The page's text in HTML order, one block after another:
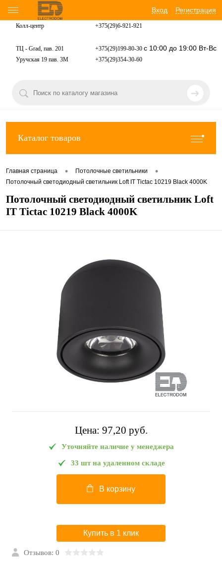
Вход Регистрация
Колл-центр +375(29)6-921-921
ТЦ - Grad, пав. 201 +375(29)199-80-30 с 10:00 до 19:00 Вт-Вс
Уручская 19 пав. 3М +375(29)354-30-60
Каталог товаров
Главная страница • Потолочные светильники •
Потолочный светодиодный светильник Loft IT Tictac 10219 Black 4000K
Потолочный светодиодный светильник Loft
IT Tictac 10219 Black 4000K
Цена: 97,20 pуб.
Уточняйте наличие у менеджера
33 шт на удаленном складе
В корзину
Купить в 1 клик
Отзывов: 0